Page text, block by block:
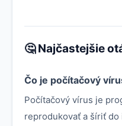
🤔 Najčastejšie
Čo je počítačový
Počítačový vírus je
reprodukovať a šíriť